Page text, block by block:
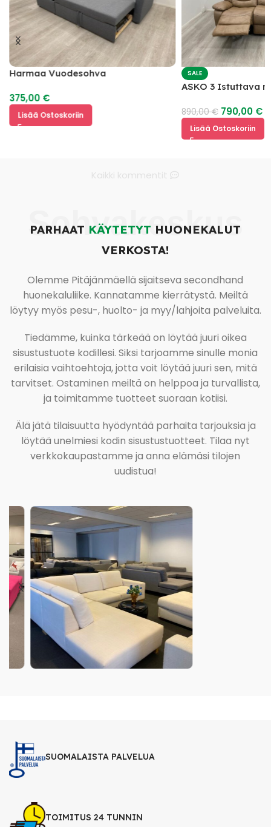
Harmaa Vuodesohva
375,00 €
Lisää Ostoskoriin
SALE
ASKO 3 Istuttava
890,00€ 790,00 €
Lisää Ostoskoriin
Sohvakeskus
PARHAAT KÄYTETYT HUONEKALUT
VERKOSTA!
Olemme Pitäjänmäellä sijaitseva secondhand
huonekaluliike. Kannatamme kierrätystä. Meiltä
löytyy myös pesu-, huolto- ja myy/lahjoita palveluita.
Tiedämme, kuinka tärkeää on löytää juuri oikea
sisustustuote kodillesi. Siksi tarjoamme sinulle monia
erilaisia vaihtoehtoja, jotta voit löytää juuri sen, mitä
tarvitset. Ostaminen meiltä on helppoa ja turvallista,
ja toimitamme tuotteet suoraan kotiisi.
Älä jätä tilaisuutta hyödyntää parhaita tarjouksia ja
löytää unelmiesi kodin sisustustuotteet. Tilaa nyt
verkkokaupastamme ja anna elämäsi tilojen
uudistua!
SUOMALAISTA PALVELUA
TOIMITUS 24 TUNNIN